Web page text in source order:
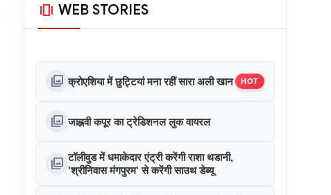
amp_stories WEB STORIES
photo_library क्रोएशिया में छुट्टियां मना रहीं सारा अली खान HOT
photo_library जाह्नवी कपूर का ट्रेडिशनल लुक वायरल
photo_library टॉलीवुड में धमाकेदार एंट्री करेंगी राशा थडानी,
'श्रीनिवास मंगपुरम' से करेंगी साउथ डेब्यू